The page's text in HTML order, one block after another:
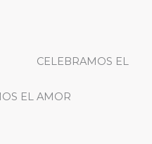
CELEBRAMOS EL
EL AMOR